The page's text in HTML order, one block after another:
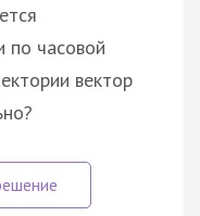
по часовой
вектор